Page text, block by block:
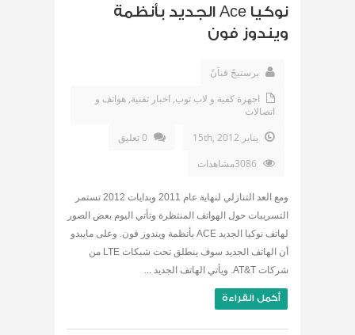
نوكيا Ace الجديد بأنظمة
ويندوز فون
برستيجً فنآنً
اجهزة كفية و لاب توب, اخبار تقنية, هواتف و
اتصالات
يناير 15th, 2012
0 تعليق
ومع العد التنازلي لنهاية عام 2011 وبدايات 2012 تستمر
التسريبات حول الهواتف المنتظرة وتأتي اليوم بعض الصور
لهاتف نوكيا الجديد ACE بأنظمة ويندوز فون. وعلى مايبدو
أن الهاتف الجديد سوف ينطلق تحت شبكات LTE من
شركات AT&T. ويأتي الهاتف الجديد ...
أكمل القراءة